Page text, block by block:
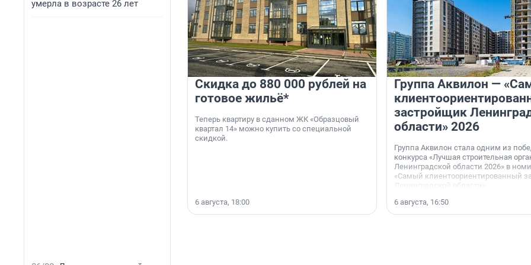
умерла в возрасте 26 лет
Скидка до 880 000 рублей на
готовое жильё*
Теперь квартиру в сданном ЖК «Образцовый
квартал 14» можно купить со специальной
скидкой.
6 августа, 18:00
Группа Аквилон —
застройщик
области» 2026
Группа Аквилон стала одним из
конкурса «Лучшая строительная
Ленинградской области 2026» в
«Самый клиентоориентированный
Ленинградской области».
6 августа, 16:50